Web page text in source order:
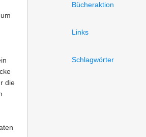
Bücheraktion
Links
Schlagwörter
die